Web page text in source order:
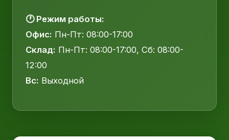
🕐 Режим работы:
Офис: Пн-Пт: 08:00-17:00
Склад: Пн-Пт: 08:00-17:00, Сб: 08:00-
12:00
Вс: Выходной